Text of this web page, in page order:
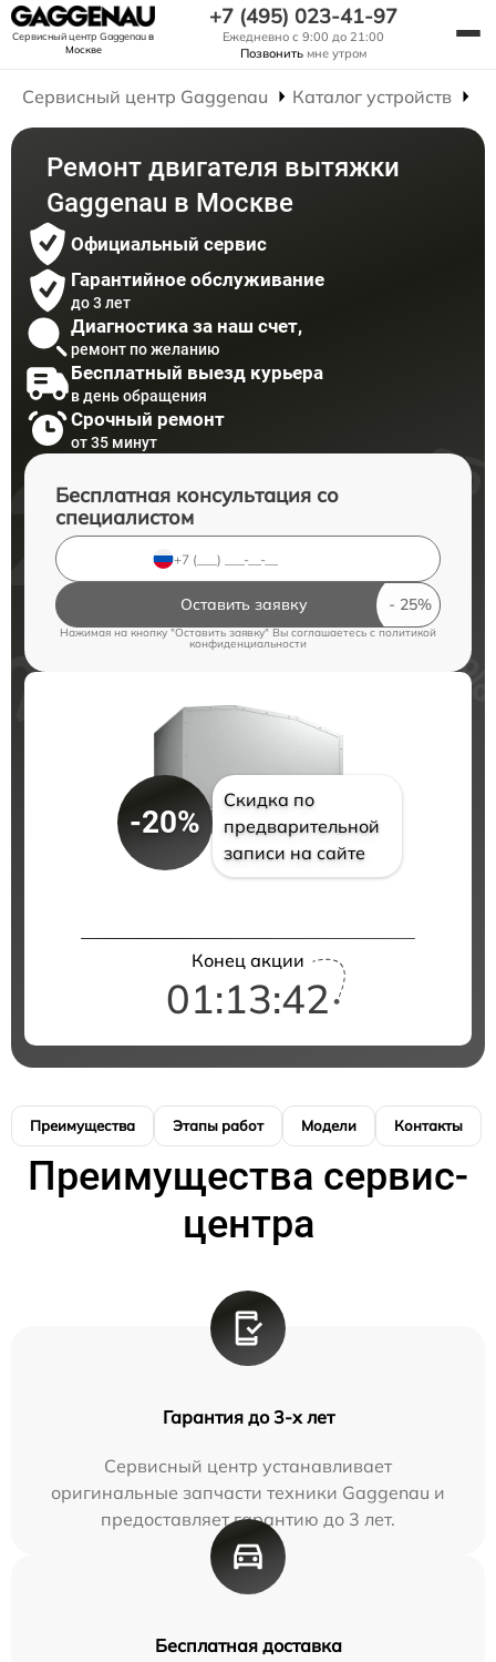
Сервисный центр Gaggenauв
Москве
+7 (495) 023-41-97
Ежедневно с 9:00 до 21:00
Позвонить мне утром
Сервисный центр Gaggenau Каталог устройств
Ремонт двигателя вытяжки
Gaggenau в Москве
Официальный сервис
Гарантийное обслуживание
до 3 лет
Диагностика за наш счет,
ремонт по желанию
Бесплатный выезд курьера
в день обращения
Срочный ремонт
от 35 минут
Бесплатная консультация со
специалистом
Оставить заявку
Нажимая на кнопку "Оставить заявку" Вы соглашаетесь cполитикой
конфиденциальности
-20%
Скидка по
предварительной
записи на сайте
Конец акции
01:13:41
Преимущества Этапы работ Модели Контакты
Преимущества сервис-
центра
Гарантия до 3-х лет
Сервисный центр устанавливает
оригинальные запчасти техники Gaggenau и
предоставляет гарантию до 3 лет.
Бесплатная доставка